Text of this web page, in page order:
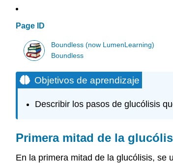
Page ID
Boundless (now LumenLearning)
Boundless
Objetivos de aprendizaje
Describir los pasos de glucólisis
Primera mitad de la
En la primera mitad de la glucólisis, se